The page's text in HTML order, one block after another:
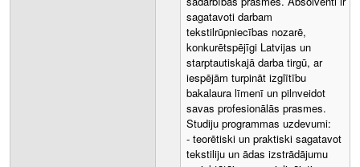
sagatavoti darbam
tekstilrūpniecības nozarē,
konkurētspējīgi Latvijas un
starptautiskajā darba tirgū, ar
iespējām turpināt izglītību
bakalaura līmenī un pilnveidot
savas profesionālās prasmes.
Studiju programmas uzdevumi:
- teorētiski un praktiski sagatavot
tekstiliju un ādas izstrādājumu